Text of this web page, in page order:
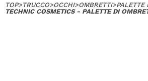
TOP>TRUCCO>OCCHI>OMBRETTI>PALETTE
TECHNIC COSMETICS - PALETTE DI